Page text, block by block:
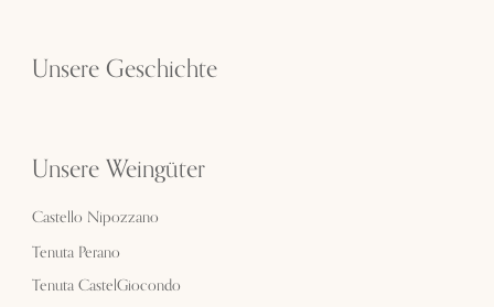
Unsere Geschichte
Unsere Weingüter
Castello Nipozzano
Tenuta Perano
Tenuta CastelGiocondo